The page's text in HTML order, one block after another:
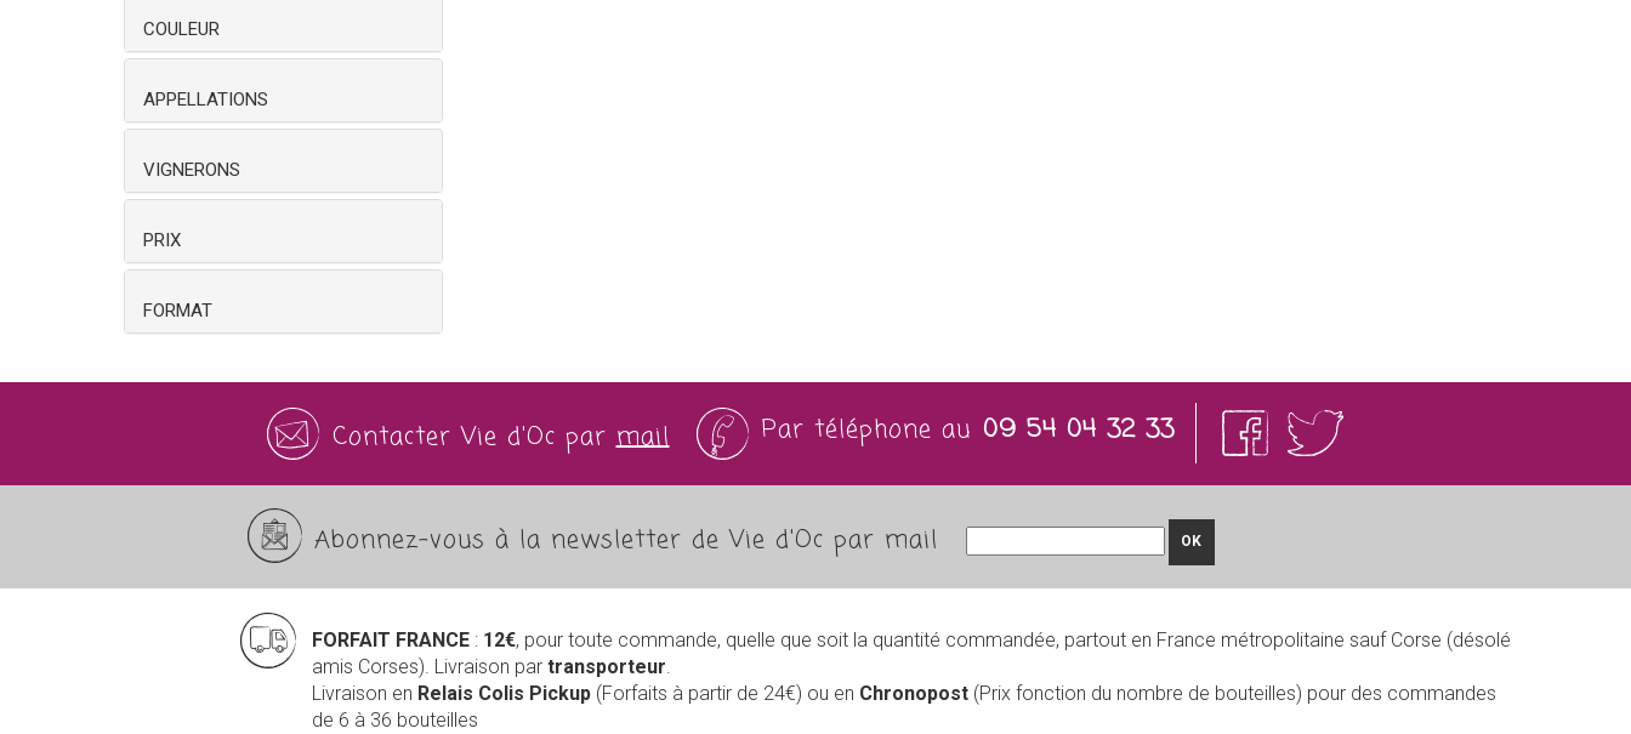
COULEUR
APPELLATIONS
VIGNERONS
PRIX
FORMAT
Contacter Vie d'Oc parmail Par téléphone au 09 54 04 32 33
Abonnez-vous à la newsletter de Vie d'Oc par mail OK
FORFAIT FRANCE : 12€, pour toute commande, quelle que soit la quantité commandée, partout en France métropolitaine sauf Corse (désolé
amis Corses). Livraison partransporteur.
Livraison en Relais Colis Pickup (Forfaits à partir de 24€) ou en Chronopost (Prix fonction du nombre de bouteilles) pour des commandes
de 6 à 36 bouteilles